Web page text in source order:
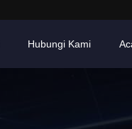
Hubungi Kami